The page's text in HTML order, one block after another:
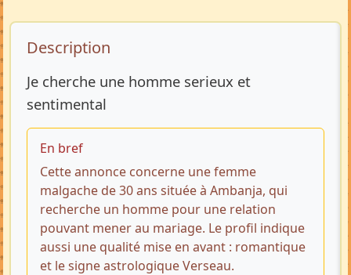
Description de l’annonce
Description
Je cherche une homme serieux et
sentimental
En bref
Cette annonce concerne une femme
malgache de 30 ans située à Ambanja, qui
recherche un homme pour une relation
pouvant mener au mariage. Le profil indique
aussi une qualité mise en avant : romantique
et le signe astrologique Verseau.